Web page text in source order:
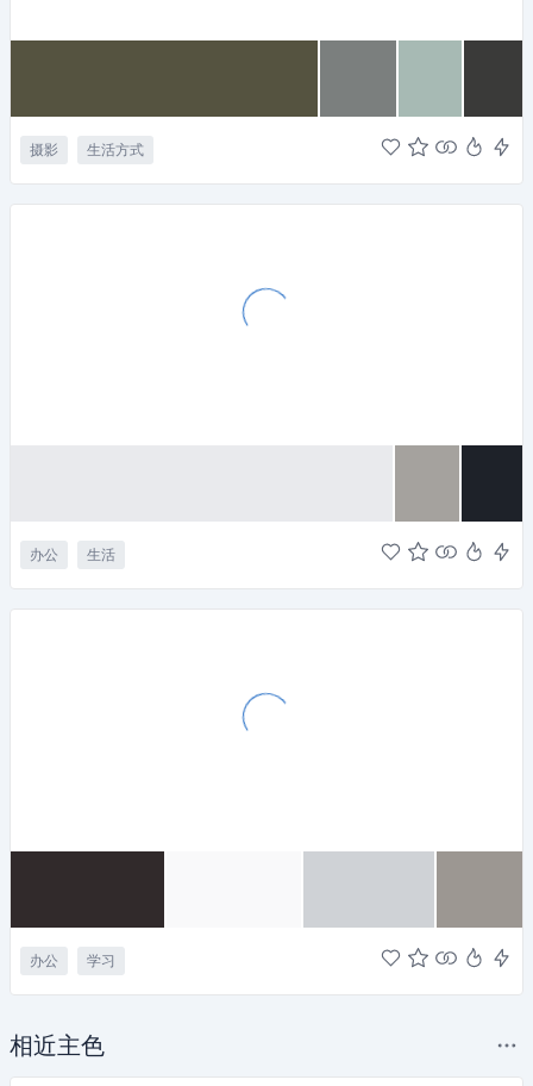
摄影 生活方式
办公 生活
办公 学习
相近主色